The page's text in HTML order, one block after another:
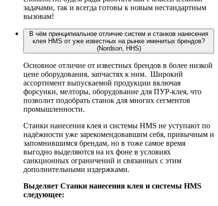
задачами, так и всегда готовы к новым нестандартным
вызовам!
В чём принципиальное отличие систем и станков нанесения
клея HMS от уже известных на рынке именитых брендов?
(Nordson, HHS)
Основное отличие от известных брендов в более низкой
цене оборудования, запчастях к ним. Широкий
ассортимент выпускаемой продукции включая
форсунки, мелторы, оборудование для ПУР-клея, что
позволит подобрать станок для многих сегментов
промышленности.
Станки нанесения клея и системы HMS не уступают по
надёжности уже зарекомендовавшим себя, привычным и
запомнившимся брендам, но в тоже самое время
выгодно выделяются на их фоне в условиях
санкционных ограничений и связанных с этим
дополнительными издержками.
Выделяет Станки нанесения клея и системы HMS
следующее: